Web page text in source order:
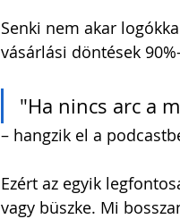
Senki nem akar
vásárlási döntések
"Ha nincs arc a
– hangzik el a
Ezért az egyik
vagy büszke. Mi